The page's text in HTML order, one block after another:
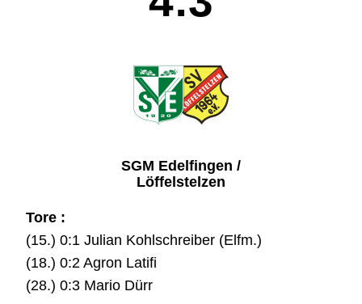
SGM Edelfingen /
Löffelstelzen
Tore :
(15.) 0:1 Julian Kohlschreiber (Elfm.)
(18.) 0:2 Agron Latifi
(28.) 0:3 Mario Dürr